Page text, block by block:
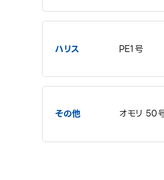
ハリス PE1号
その他 オモリ 50